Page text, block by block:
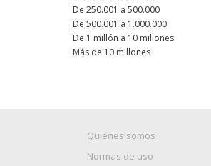
De 250.001 a 500.000
De 500.001 a 1.000.000
De 1 millón a 10 millones
Más de 10 millones
Quiénes somos
Normas de uso